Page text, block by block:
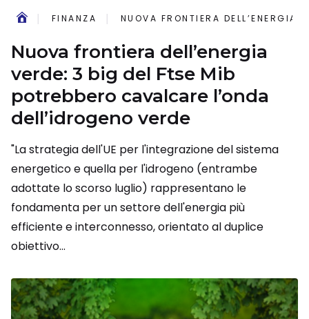
FINANZA NUOVA FRONTIERA DELL’ENERGIA
Nuova frontiera dell’energia
verde: 3 big del Ftse Mib
potrebbero cavalcare l’onda
dell’idrogeno verde
"La strategia dell'UE per l'integrazione del sistema
energetico e quella per l'idrogeno (entrambe
adottate lo scorso luglio) rappresentano le
fondamenta per un settore dell'energia più
efficiente e interconnesso, orientato al duplice
obiettivo...